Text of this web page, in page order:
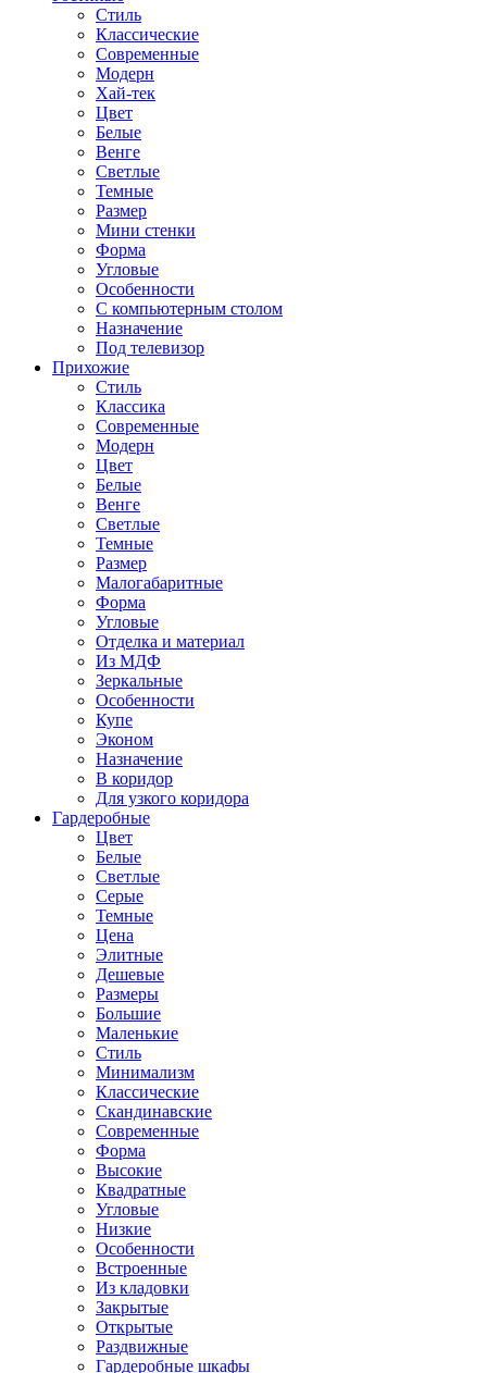
Стиль
Классические
Современные
Модерн
Хай-тек
Цвет
Белые
Венге
Светлые
Темные
Размер
Мини стенки
Форма
Угловые
Особенности
С компьютерным столом
Назначение
Под телевизор
Прихожие
Стиль
Классика
Современные
Модерн
Цвет
Белые
Венге
Светлые
Темные
Размер
Малогабаритные
Форма
Угловые
Отделка и материал
Из МДФ
Зеркальные
Особенности
Купе
Эконом
Назначение
В коридор
Для узкого коридора
Гардеробные
Цвет
Белые
Светлые
Серые
Темные
Цена
Элитные
Дешевые
Размеры
Большие
Маленькие
Стиль
Минимализм
Классические
Скандинавские
Современные
Форма
Высокие
Квадратные
Угловые
Низкие
Особенности
Встроенные
Из кладовки
Закрытые
Открытые
Раздвижные
Гардеробные шкафы